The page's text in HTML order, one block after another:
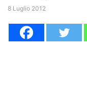
8 Luglio 2012